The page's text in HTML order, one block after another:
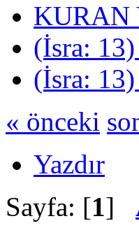
KURAN
(İsra:
(İsra:
« önceki
Yazdır
Sayfa: [1]